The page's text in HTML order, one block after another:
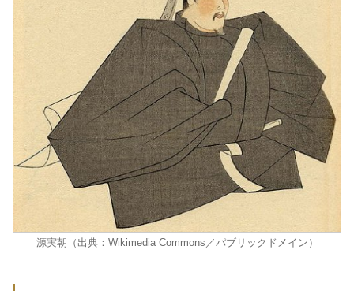
源実朝（出典：Wikimedia Commons／パブリックドメイン）